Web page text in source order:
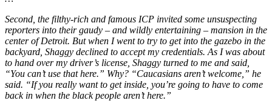
Second, the filthy-rich and famous ICP invited some unsuspecting
reporters into their gaudy – and wildly entertaining – mansion in the
center of Detroit. But when I went to try to get into the gazebo in the
backyard, Shaggy declined to accept my credentials. As I was about
to hand over my driver’s license, Shaggy turned to me and said,
“You can’t use that here.” Why? “Caucasians aren’t welcome,” he
said. “If you really want to get inside, you’re going to have to come
back in when the black people aren’t here.”